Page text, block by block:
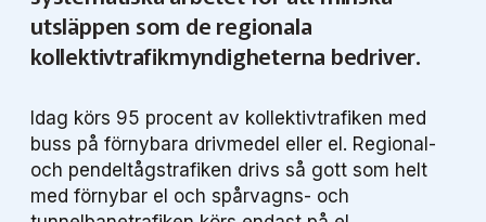
Miljö­nätverket 2022
Tillgänglighets­nätverket 2025
Tillgänglighets­nätverket 2024
Tillgänglighets­nätverket 2023
Tillgänglighets­nätverket 2022
Trafikutvecklar­nätverket 2026
Trafikutvecklar­nätverket 2025
Trafikutvecklar­nätverket 2024
Trafikutvecklar­nätverket 2023
Trygghets­nätverket
Trygghets­nätverket 2026
Trygghets­nätverket 2025
Trygghets­nätverket 2024
utsläppen som de regionala
kollektivtrafikmyndigheterna bedriver.
Idag körs 95 procent av kollektivtrafiken med
buss på förnybara drivmedel eller el. Regional-
och pendeltågstrafiken drivs så gott som helt
med förnybar el och spårvagns- och